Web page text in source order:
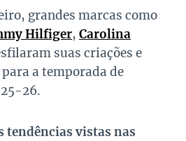
grandes marcas como
Hilfiger, Carolina
suas criações e
a temporada de
26.
tendências vistas nas